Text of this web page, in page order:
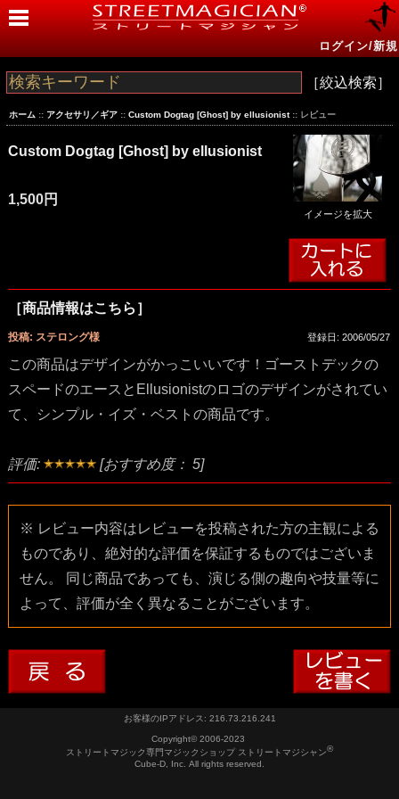
ログイン/新規
［絞込検索］
ホーム :: アクセサリ／ギア :: Custom Dogtag [Ghost] by ellusionist:: レビュー
Custom Dogtag [Ghost] by ellusionist
1,500円
イメージを拡大
［商品情報はこちら］
投稿: ステロング様 登録日: 2006/05/27
この商品はデザインがかっこいいです！ゴーストデックの
スペードのエースとEllusionistのロゴのデザインがされてい
て、シンプル・イズ・ベストの商品です。
評価: [おすすめ度： 5]
※ レビュー内容はレビューを投稿された方の主観による
ものであり、絶対的な評価を保証するものではございま
せん。 同じ商品であっても、演じる側の趣向や技量等に
よって、評価が全く異なることがございます。
お客様のIPアドレス: 216.73.216.241
Copyright© 2006-2023
ストリートマジック専門マジックショップ ストリートマジシャン®
Cube-D, Inc. All rights reserved.